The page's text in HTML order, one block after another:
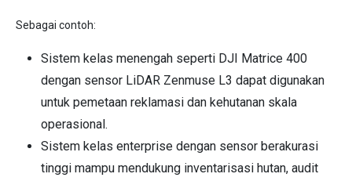
Sebagai contoh:
Sistem kelas menengah seperti DJI Matrice 400
dengan sensor LiDAR Zenmuse L3 dapat digunakan
untuk pemetaan reklamasi dan kehutanan skala
operasional.
Sistem kelas enterprise dengan sensor berakurasi
tinggi mampu mendukung inventarisasi hutan, audit